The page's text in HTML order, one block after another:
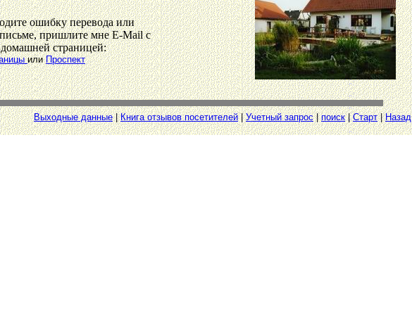
ошибку перевода или
пришлите мне E-Mail с
страницей:
илиПроспект
Выходные данные|Книга отзывов посетителей|Учетный запрос|поиск|Старт|Назад